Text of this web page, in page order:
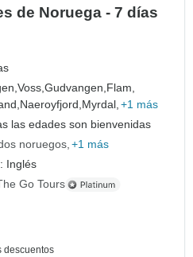
de Noruega - 7 días
Voss,Gudvangen,Flam,
Naeroyfjord,Myrdal, +1 más
las edades son bienvenidas
noruegos +1 más
Inglés
Go Tours
descuentos